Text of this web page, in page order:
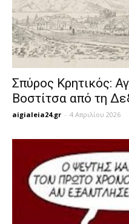
Σπύρος Κρητικός:
Βοστίτσα από τη
aigialeia24.gr - 4 Απριλίου 2026